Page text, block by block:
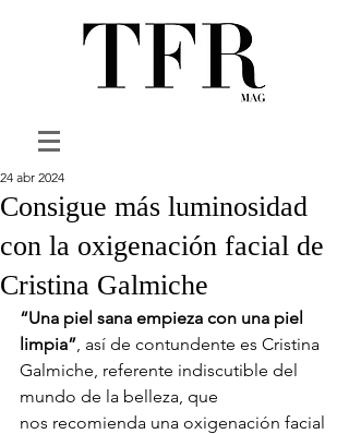
Consigue más luminosidad
con la oxigenación facial de
Cristina Galmiche
24 abr 2024
“Una piel sana empieza con una piel
limpia”, así de contundente es Cristina
Galmiche, referente indiscutible del
mundo de la belleza, que
nos recomienda una oxigenación facial